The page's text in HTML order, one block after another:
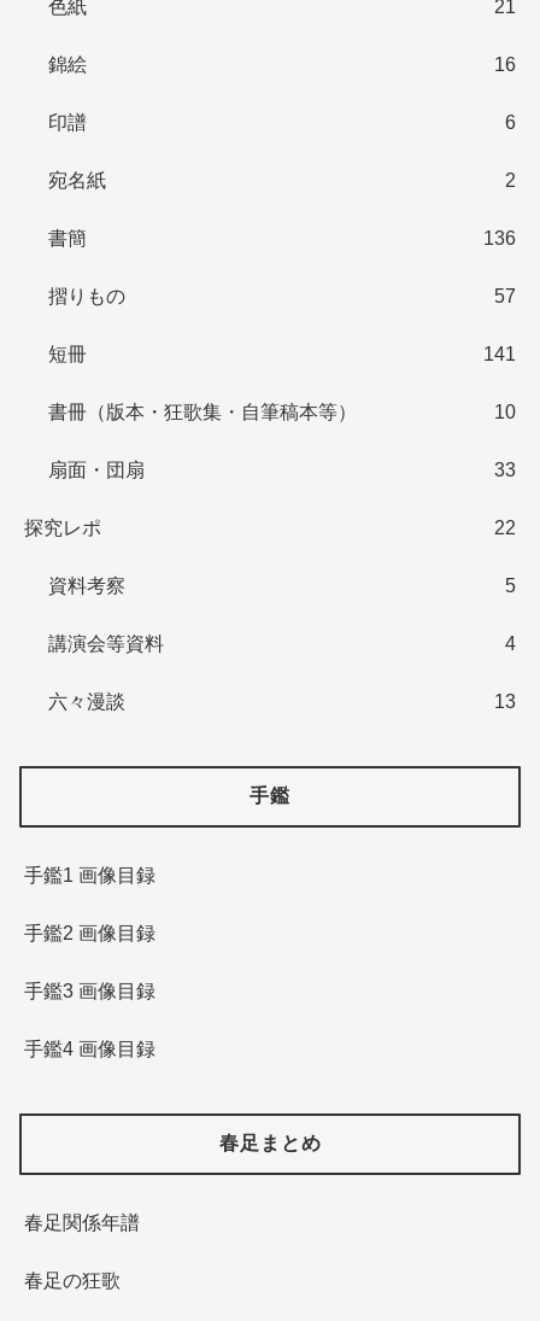
色紙 21
錦絵 16
印譜 6
宛名紙 2
書簡 136
摺りもの 57
短冊 141
書冊（版本・狂歌集・自筆稿本等） 10
扇面・団扇 33
探究レポ 22
資料考察 5
講演会等資料 4
六々漫談 13
手鑑
手鑑1 画像目録
手鑑2 画像目録
手鑑3 画像目録
手鑑4 画像目録
春足まとめ
春足関係年譜
春足の狂歌